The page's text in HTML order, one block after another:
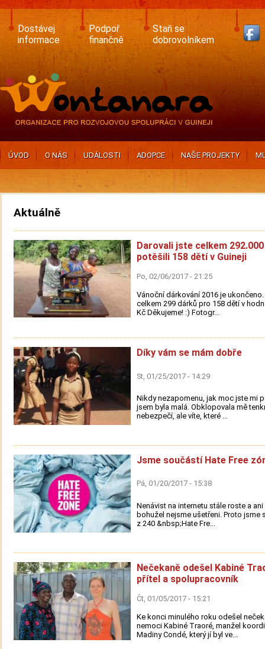
Skip
main
content
Dostávej
informace
Podpoř
finančně
Staň se
dobrovolníkem
ÚVOD O NÁS UDÁLOSTI ADOPCE NAŠE PROJEKTY
Aktuálně
Darovali jste celkem 292.000
potěšili 158 dětí v Guineji
Po, 02/06/2017 - 21:25
Vánoční dárkování 2016 je
celkem 299 dárků pro 158 dětí v
Kč Děkujeme! :) Fotogr...
Díky vám se mám dobře
St, 01/25/2017 - 14:29
Nikdy nezapomenu, jak moc jste mi
jsem byla malá. Obklopovala mě
nebezpečí, ale víte, které ...
Jsme součástí Hate Free
Pá, 01/20/2017 - 15:38
Nenávist na internetu stále roste a
bohužel nejsme ušetřeni. Proto jsme
z 240 &nbsp;Hate Fre...
Nečekaně odešel Kabiné
přítel a spolupracovník
Čt, 01/05/2017 - 15:21
Ke konci minulého roku odešel
nemoci Kabiné Traoré, manžel
Madiny Condé, který jí byl ve...